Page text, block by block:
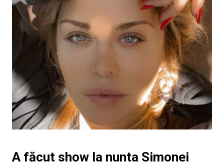
A făcut show la nunta Simonei